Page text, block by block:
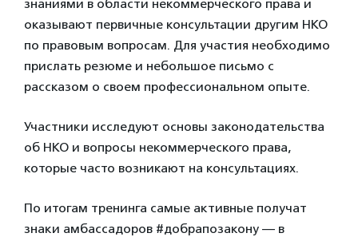
знаниями в области некоммерческого права и
оказывают первичные консультации другим НКО
по правовым вопросам. Для участия необходимо
прислать резюме и небольшое письмо с
рассказом о своем профессиональном опыте.
Участники исследуют основы законодательства
об НКО и вопросы некоммерческого права,
которые часто возникают на консультациях.
По итогам тренинга самые активные получат
знаки амбассадоров #добрапозакону — в